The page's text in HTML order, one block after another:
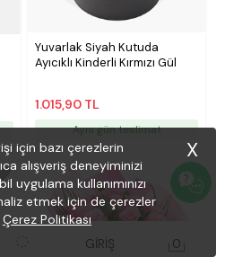
GİRİŞ 0
Yuvarlak Siyah Kutuda
Ayıcıklı Kinderli Kırmızı Gül
1.015,90 TL
Aynı gün teslimat
için bazı çerezlerin
alışveriş deneyiminizi
kullanımınızı
etmek için de çerezler
Çerez Politikası
X